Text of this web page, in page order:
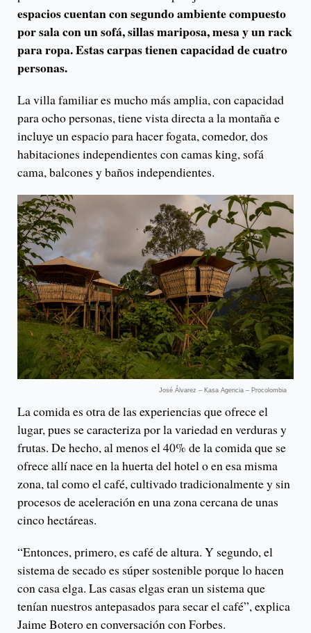
espacios cuentan con segundo ambiente compuesto
por sala con un sofá, sillas mariposa, mesa y un rack
para ropa. Estas carpas tienen capacidad de cuatro
personas.
La villa familiar es mucho más amplia, con capacidad
para ocho personas, tiene vista directa a la montaña e
incluye un espacio para hacer fogata, comedor, dos
habitaciones independientes con camas king, sofá
cama, balcones y baños independientes.
José Álvarez – Kasa Agencia – Procolombia
La comida es otra de las experiencias que ofrece el
lugar, pues se caracteriza por la variedad en verduras y
frutas. De hecho, al menos el 40% de la comida que se
ofrece allí nace en la huerta del hotel o en esa misma
zona, tal como el café, cultivado tradicionalmente y sin
procesos de aceleración en una zona cercana de unas
cinco hectáreas.
“Entonces, primero, es café de altura. Y segundo, el
sistema de secado es súper sostenible porque lo hacen
con casa elga. Las casas elgas eran un sistema que
tenían nuestros antepasados para secar el café”, explica
Jaime Botero en conversación con Forbes.